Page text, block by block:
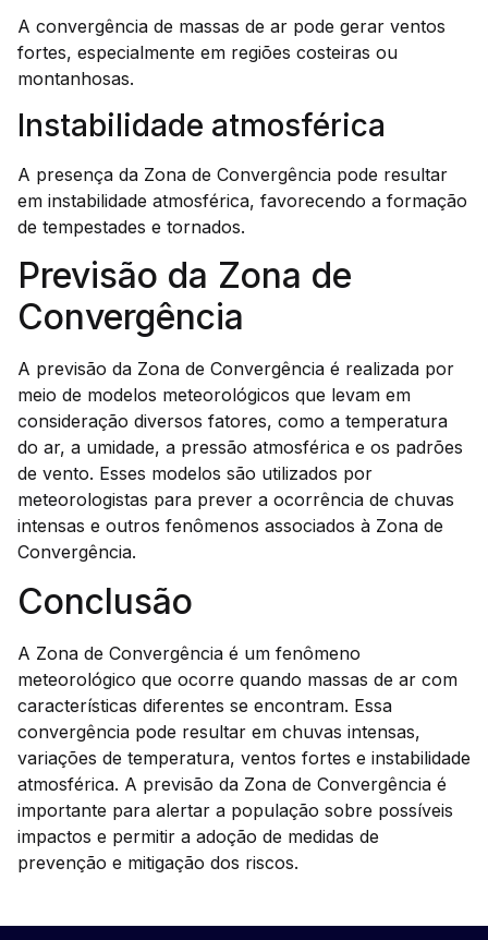
A convergência de massas de ar pode gerar ventos
fortes, especialmente em regiões costeiras ou
montanhosas.
Instabilidade atmosférica
A presença da Zona de Convergência pode resultar
em instabilidade atmosférica, favorecendo a formação
de tempestades e tornados.
Previsão da Zona de
Convergência
A previsão da Zona de Convergência é realizada por
meio de modelos meteorológicos que levam em
consideração diversos fatores, como a temperatura
do ar, a umidade, a pressão atmosférica e os padrões
de vento. Esses modelos são utilizados por
meteorologistas para prever a ocorrência de chuvas
intensas e outros fenômenos associados à Zona de
Convergência.
Conclusão
A Zona de Convergência é um fenômeno
meteorológico que ocorre quando massas de ar com
características diferentes se encontram. Essa
convergência pode resultar em chuvas intensas,
variações de temperatura, ventos fortes e instabilidade
atmosférica. A previsão da Zona de Convergência é
importante para alertar a população sobre possíveis
impactos e permitir a adoção de medidas de
prevenção e mitigação dos riscos.